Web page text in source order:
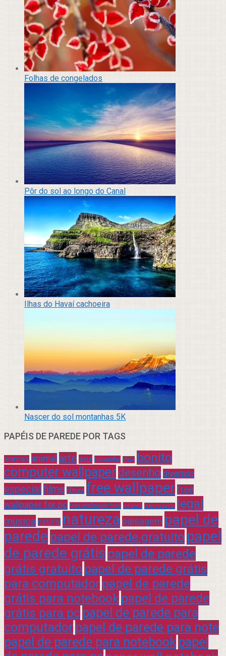
Folhas de congelados
Pôr do sol ao longo do Canal
Ilhas do Havaí cachoeira
Nascer do sol montanhas 5K
PAPÉIS DE PAREDE POR TAGS
animais animal arte azul beautiful blue bonito
computer wallpaper desenho divertido
especial filme filmes free wallpaper free
wallpaper for pc free wallpaper free infantil interessante legal
música natural natureza paisagem papel de
parede papel de parede gratuito papel
de parede grátis papel de parede
grátis gratuito papel de parede grátis
para computador papel de parede
grátis para notebook papel de parede
grátis para pc papel de parede para
computador papel de parede para note
papel de parede para notebook papel